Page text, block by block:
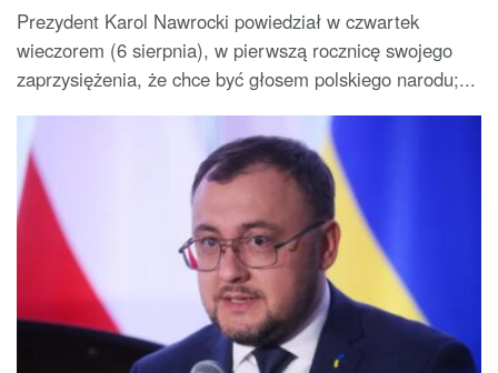
Prezydent Karol Nawrocki powiedział w czwartek
wieczorem (6 sierpnia), w pierwszą rocznicę swojego
zaprzysiężenia, że chce być głosem polskiego narodu;...